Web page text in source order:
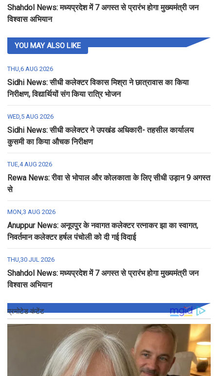
Shahdol News: मध्यप्रदेश में 7 अगस्त से प्रारंभ होगा मुख्यमंत्री जन
विश्वास अभियान
YOU MAY ALSO LIKE
THU,6 AUG 2026
Sidhi News: सीधी कलेक्टर विकास मिश्रा ने छात्रावास का किया
निरीक्षण, विद्यार्थियों संग किया रात्रि भोजन
WED,5 AUG 2026
Sidhi News: सीधी कलेक्टर ने उपखंड अधिकारी- तहसील कार्यालय
कुसमी का किया औचक निरीक्षण
TUE,4 AUG 2026
Rewa News: रीवा से भोपाल और कोलकाता के लिए सीधी उड़ान 9 अगस्त
से
MON,3 AUG 2026
Anuppur News: अनूपपुर के नवागत कलेक्टर रत्नाकर झा का स्वागत,
निवर्तमान कलेक्टर हर्षल पंचोली को दी गई विदाई
THU,30 JUL 2026
Shahdol News: मध्यप्रदेश में 7 अगस्त से प्रारंभ होगा मुख्यमंत्री जन
विश्वास अभियान